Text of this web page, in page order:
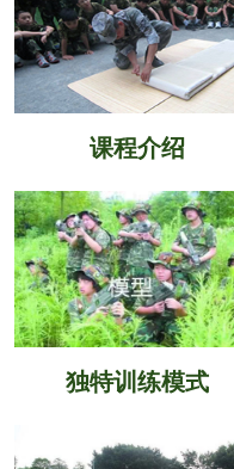
课程介绍
独特训练模式